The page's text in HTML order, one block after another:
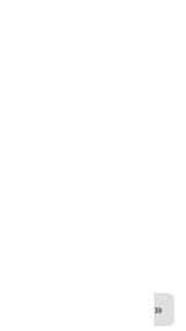
»